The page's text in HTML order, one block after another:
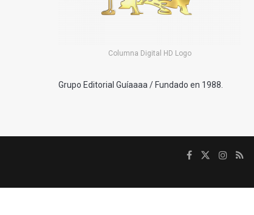
Columna Digital HD Logo
Grupo Editorial Guíaaaa / Fundado en 1988.